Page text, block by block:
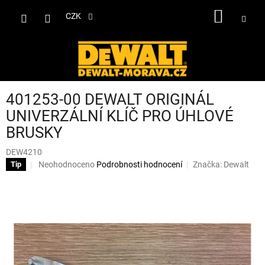
CZK
401253-00 DEWALT ORIGINÁL
UNIVERZÁLNÍ KLÍČ PRO ÚHLOVÉ
BRUSKY
DEW4210
Tip
Průměrné
5
hvězdiček.
Neohodnoceno Podrobnosti hodnocení Značka: Dewalt